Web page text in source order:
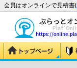
会員はオンラインで見積書(